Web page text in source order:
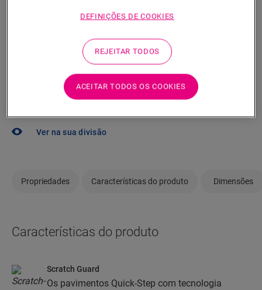
Não tem a certeza se este pavimento
combina com o seu estilo e as suas
Ver na sua divisão
Propriedades Características do produto Dimensões
Características do produto
Scratch Guard
Os pavimentos Quick-Step com tecnologia
DEFINIÇÕES DE COOKIES
REJEITAR TODOS
ACEITAR TODOS OS COOKIES